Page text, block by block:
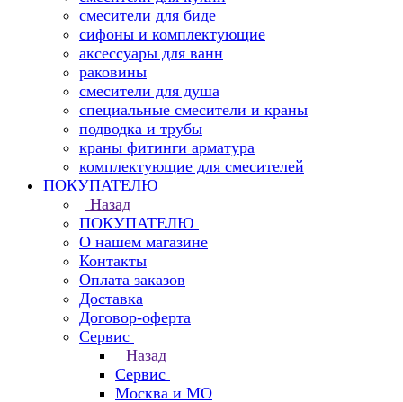
смесители для биде
сифоны и комплектующие
аксессуары для ванн
раковины
смесители для душа
специальные смесители и краны
подводка и трубы
краны фитинги арматура
комплектующие для смесителей
ПОКУПАТЕЛЮ
Назад
ПОКУПАТЕЛЮ
О нашем магазине
Контакты
Оплата заказов
Доставка
Договор-оферта
Сервис
Назад
Сервис
Москва и МО